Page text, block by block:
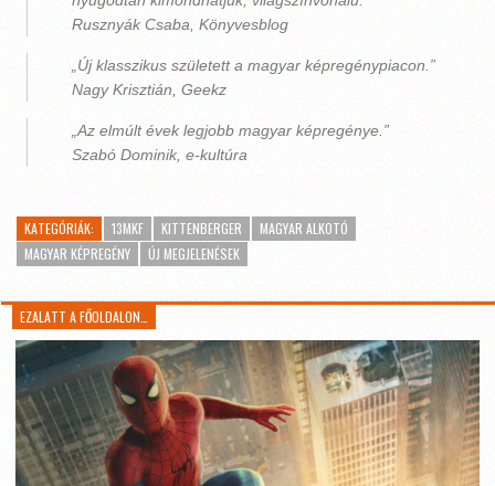
Rusznyák Csaba, Könyvesblog
„Új klasszikus született a magyar képregénypiacon.”
Nagy Krisztián, Geekz
„Az elmúlt évek legjobb magyar képregénye.”
Szabó Dominik, e-kultúra
KATEGÓRIÁK: 13MKF KITTENBERGER
MAGYAR ALKOTÓ
MAGYAR KÉPREGÉNY
ÚJ MEGJELENÉSEK
EZALATT A FŐOLDALON…